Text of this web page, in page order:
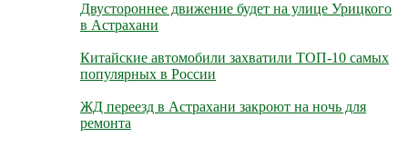
Двустороннее движение будет на улице Урицкого
в Астрахани
Китайские автомобили захватили ТОП-10 самых
популярных в России
ЖД переезд в Астрахани закроют на ночь для
ремонта